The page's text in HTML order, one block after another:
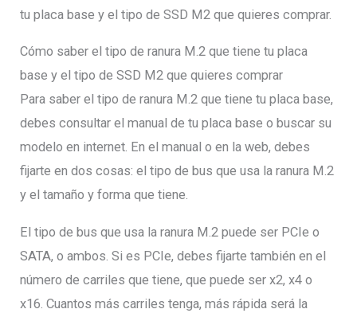
tu placa base y el tipo de SSD M2 que quieres comprar.
Cómo saber el tipo de ranura M.2 que tiene tu placa
base y el tipo de SSD M2 que quieres comprar
Para saber el tipo de ranura M.2 que tiene tu placa base,
debes consultar el manual de tu placa base o buscar su
modelo en internet. En el manual o en la web, debes
fijarte en dos cosas: el tipo de bus que usa la ranura M.2
y el tamaño y forma que tiene.
El tipo de bus que usa la ranura M.2 puede ser PCIe o
SATA, o ambos. Si es PCIe, debes fijarte también en el
número de carriles que tiene, que puede ser x2, x4 o
x16. Cuantos más carriles tenga, más rápida será la